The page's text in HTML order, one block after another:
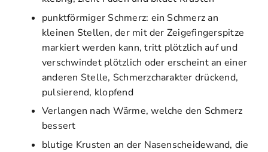
punktförmiger Schmerz: ein Schmerz an
kleinen Stellen, der mit der Zeigefingerspitze
markiert werden kann, tritt plötzlich auf und
verschwindet plötzlich oder erscheint an einer
anderen Stelle, Schmerzcharakter drückend,
pulsierend, klopfend
Verlangen nach Wärme, welche den Schmerz
bessert
blutige Krusten an der Nasenscheidewand, die